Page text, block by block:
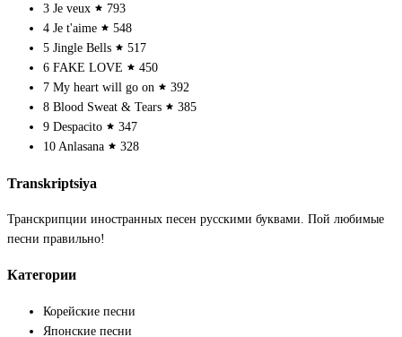
3 Je veux
793
4 Je t'aime
548
5 Jingle Bells
517
6 FAKE LOVE
450
7 My heart will go on
392
8 Blood Sweat & Tears
385
9 Despacito
347
10 Anlasana 328
Transkriptsiya
Транскрипции иностранных песен русскими буквами. Пой любимые
песни правильно!
Категории
Корейские песни
Японские песни